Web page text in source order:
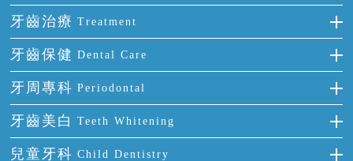
門牙缺失
多顆牙缺失
半口缺失
全口缺失
前牙反頜
牙齒擁擠
牙齒前突
牙齒稀疏
全瓷牙
烤瓷牙
氟斑牙
四環素牙
活動假牙
牙貼面
牙齒治療 Treatment
補牙
智齒
根管治療
拔牙
牙齒保健 Dental Care
正確刷牙
全國愛牙日
預防牙病
牙周專科 Periodontal
牙周炎
牙齦出血
牙齒美白 Teeth Whitening
冷光美白
兒童牙科 Child Dentistry